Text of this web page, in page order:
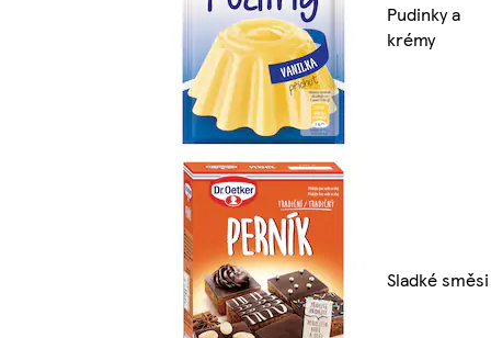
Pudinky a
krémy
Sladké směsi